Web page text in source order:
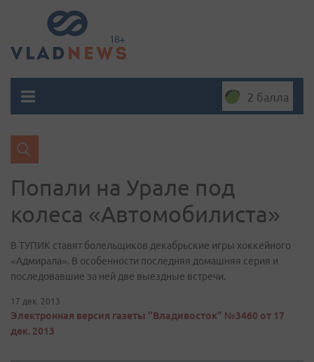
2 балла
Попали на Урале под
колеса «Автомобилиста»
В ТУПИК ставят болельщиков декабрьские игры хоккейного
«Адмирала». В особенности последняя домашняя серия и
последовавшие за ней две выездные встречи.
17 дек. 2013
Электронная версия газеты "Владивосток" №3460 от 17
дек. 2013